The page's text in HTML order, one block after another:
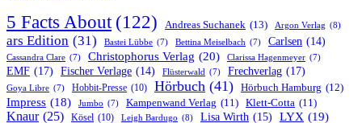
5 Facts About (122) Andreas Suchanek (13) Argon Verlag (8)
ars Edition (31) Bastei Lübbe (7) Bettina Meiselbach (7) Carlsen (14)
Cassandra Clare (7) Christophorus Verlag (20) Clarissa Hagenmeyer (7)
EMF (17) Fischer Verlage (14) Flüsterwald (7) Frechverlag (17)
Goya Libre (7) Hobbit-Presse (10) Hörbuch (41) Hörbuch Hamburg (12)
Impress (18) Jumbo (7) Kampenwand Verlag (11) Klett-Cotta (11)
Knaur (25) Kösel (10) Leigh Bardugo (8) Lisa Wirth (15) LYX (19)